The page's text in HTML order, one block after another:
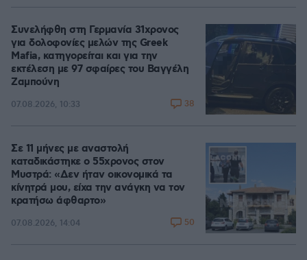
Συνελήφθη στη Γερμανία 31χρονος
για δολοφονίες μελών της Greek
Mafia, κατηγορείται και για την
εκτέλεση με 97 σφαίρες του Βαγγέλη
Ζαμπούνη
07.08.2026, 10:33 38
Σε 11 μήνες με αναστολή
καταδικάστηκε ο 55χρονος στον
Μυστρά: «Δεν ήταν οικονομικά τα
κίνητρά μου, είχα την ανάγκη να τον
κρατήσω άφθαρτο»
07.08.2026, 14:04 50